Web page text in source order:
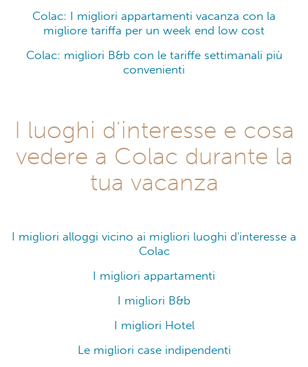
Colac: I migliori appartamenti vacanza con la
migliore tariffa per un week end low cost
Colac: migliori B&b con le tariffe settimanali più
convenienti
I luoghi d'interesse e cosa
vedere a Colac durante la
tua vacanza
I migliori alloggi vicino ai migliori luoghi d'interesse a
Colac
I migliori appartamenti
I migliori B&b
I migliori Hotel
Le migliori case indipendenti